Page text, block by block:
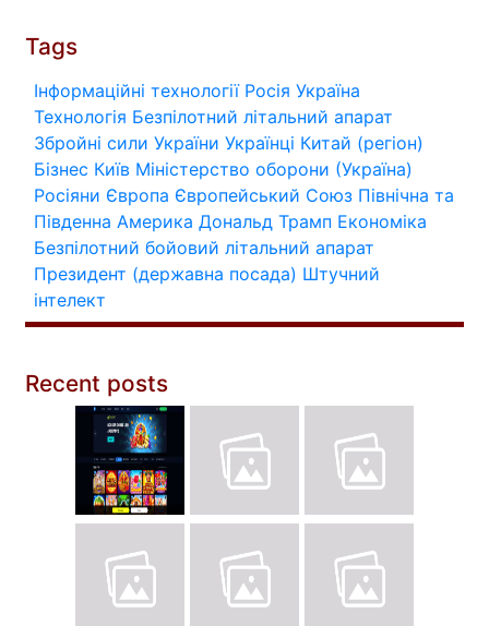
Tags
Інформаційні технології Росія Україна
Технологія Безпілотний літальний апарат
Збройні сили України Українці Китай (регіон)
Бізнес Київ Міністерство оборони (Україна)
Росіяни Європа Європейський Союз Північна та
Південна Америка Дональд Трамп Економіка
Безпілотний бойовий літальний апарат
Президент (державна посада) Штучний
інтелект
Recent posts